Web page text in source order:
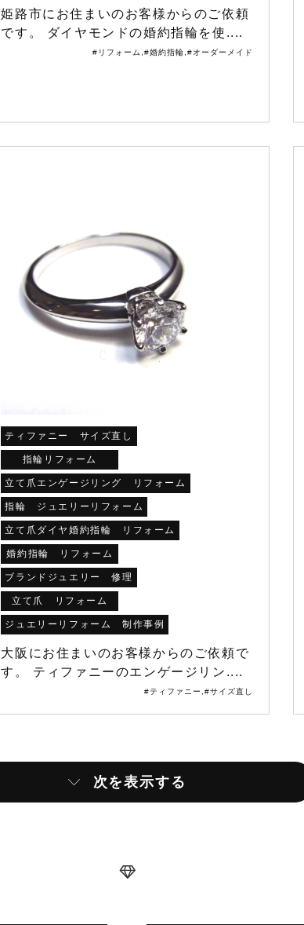
姫路市にお住まいのお客様からのご依頼
です。 ダイヤモンドの婚約指輪を使....
#リフォーム ,#婚約指輪,#オーダーメイド
ティファニー サイズ直し
指輪リフォーム
立て爪エンゲージリング リフォーム
指輪 ジュエリーリフォーム
立て爪ダイヤ婚約指輪 リフォーム
婚約指輪 リフォーム
ブランドジュエリー 修理
立て爪 リフォーム
ジュエリーリフォーム 制作事例
大阪にお住まいのお客様からのご依頼で
す。 ティファニーのエンゲージリン....
#ティファニー ,#サイズ直し
次を表示する